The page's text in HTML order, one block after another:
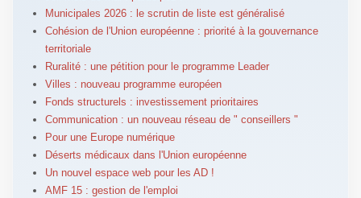
Municipales 2026 : le scrutin de liste est généralisé
Cohésion de l'Union européenne : priorité à la gouvernance
territoriale
Ruralité : une pétition pour le programme Leader
Villes : nouveau programme européen
Fonds structurels : investissement prioritaires
Communication : un nouveau réseau de " conseillers "
Pour une Europe numérique
Déserts médicaux dans l'Union européenne
Un nouvel espace web pour les AD !
AMF 15 : gestion de l'emploi